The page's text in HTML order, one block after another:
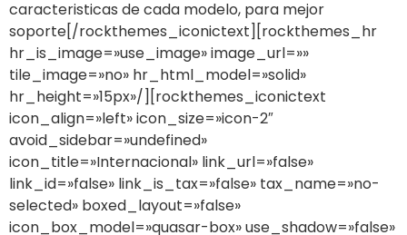
caracteristicas de cada modelo, para mejor
soporte[/rockthemes_iconictext][rockthemes_hr
hr_is_image=»use_image» image_url=»»
tile_image=»no» hr_html_model=»solid»
hr_height=»15px»/][rockthemes_iconictext
icon_align=»left» icon_size=»icon-2″
avoid_sidebar=»undefined»
icon_title=»Internacional» link_url=»false»
link_id=»false» link_is_tax=»false» tax_name=»no-
selected» boxed_layout=»false»
icon_box_model=»quasar-box» use_shadow=»false»